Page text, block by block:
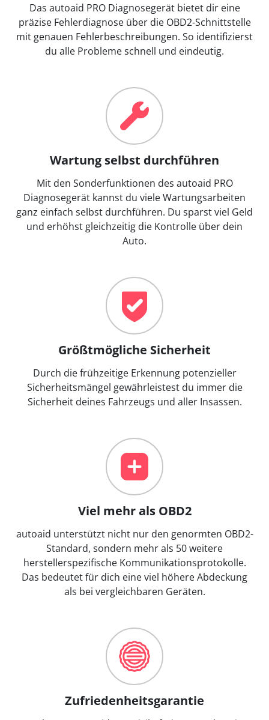
Das autoaid PRO Diagnosegerät bietet dir eine
präzise Fehlerdiagnose über die OBD2-Schnittstelle
mit genauen Fehlerbeschreibungen. So identifizierst
du alle Probleme schnell und eindeutig.
Wartung selbst durchführen
Mit den Sonderfunktionen des autoaid PRO
Diagnosegerät kannst du viele Wartungsarbeiten
ganz einfach selbst durchführen. Du sparst viel Geld
und erhöhst gleichzeitig die Kontrolle über dein
Auto.
Größtmögliche Sicherheit
Durch die frühzeitige Erkennung potenzieller
Sicherheitsmängel gewährleistest du immer die
Sicherheit deines Fahrzeugs und aller Insassen.
Viel mehr als OBD2
autoaid unterstützt nicht nur den genormten OBD2-
Standard, sondern mehr als 50 weitere
herstellerspezifische Kommunikationsprotokolle.
Das bedeutet für dich eine viel höhere Abdeckung
als bei vergleichbaren Geräten.
Zufriedenheitsgarantie